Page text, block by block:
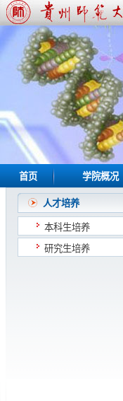
首页 学院概况
人才培养
本科生培养
研究生培养